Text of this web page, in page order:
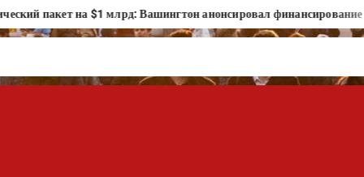
пакет на $1 млрд: Вашингтон анонсировал финансирование